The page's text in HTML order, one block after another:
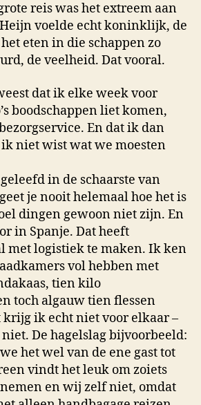
reis was het extreem aan
voelde echt koninklijk, de
eten in die schappen zo
de veelheid. Dat vooral.
dat ik elke week voor
boodschappen liet komen,
En dat ik dan
niet wist wat we moesten
in de schaarste van
je nooit helemaal hoe het is
dingen gewoon niet zijn. En
in Spanje. Dat heeft
met logistiek te maken. Ik ken
vol hebben met
tien kilo
toch algauw tien flessen
krijg ik echt niet voor elkaar –
De hagelslag bijvoorbeeld:
het wel van de ene gast tot
vindt het leuk om zoiets
en wij zelf niet, omdat